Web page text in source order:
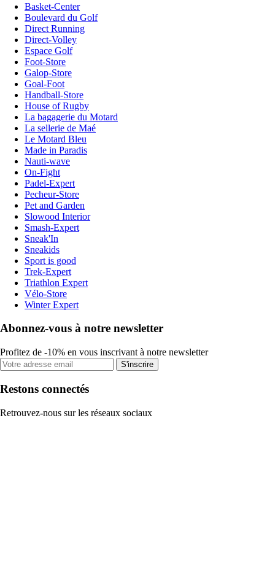
Basket-Center
Boulevard du Golf
Direct Running
Direct-Volley
Espace Golf
Foot-Store
Galop-Store
Goal-Foot
Handball-Store
House of Rugby
La bagagerie du Motard
La sellerie de Maé
Le Motard Bleu
Made in Paradis
Nauti-wave
On-Fight
Padel-Expert
Pecheur-Store
Pet and Garden
Slowood Interior
Smash-Expert
Sneak'In
Sneakids
Sport is good
Trek-Expert
Triathlon Expert
Vélo-Store
Winter Expert
Abonnez-vous à notre newsletter
Profitez de -10% en vous inscrivant à notre newsletter
S'inscrire
Restons connectés
Retrouvez-nous sur les réseaux sociaux